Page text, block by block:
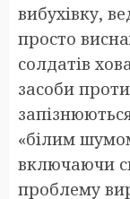
вибухівку,
просто
солдатів
засоби
«білим
включаючи
проблему